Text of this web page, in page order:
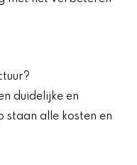
duidelijke en
staan alle kosten en